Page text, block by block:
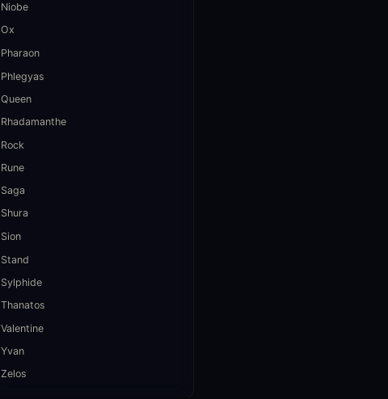
Niobe
Ox
Pharaon
Phlegyas
Queen
Rhadamanthe
Rock
Rune
Saga
Shura
Sion
Stand
Sylphide
Thanatos
Valentine
Yvan
Zelos